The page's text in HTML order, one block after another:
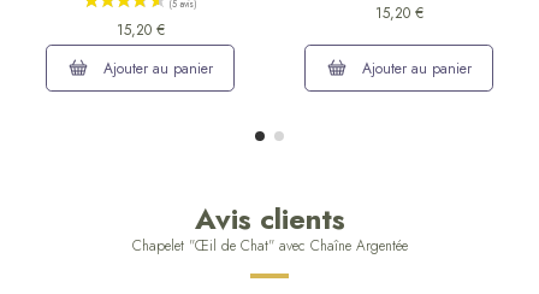
15,20 €
Ajouter au panier
15,20 €
Ajouter au panier
Avis clients
Chapelet "Œil de Chat" avec Chaîne Argentée